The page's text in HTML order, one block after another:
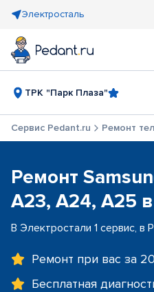
Электросталь
ТРК "Парк Плаза"
Сервис Pedant.ru Ремонт
Ремонт
A23, A24, A25
В Электростали 1 сервис, в
Ремонт при вас за
Бесплатная